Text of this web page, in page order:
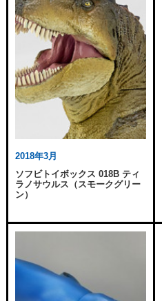
2018年3月
ソフビトイボックス 018B ティ
ラノサウルス（スモークグリー
ン）